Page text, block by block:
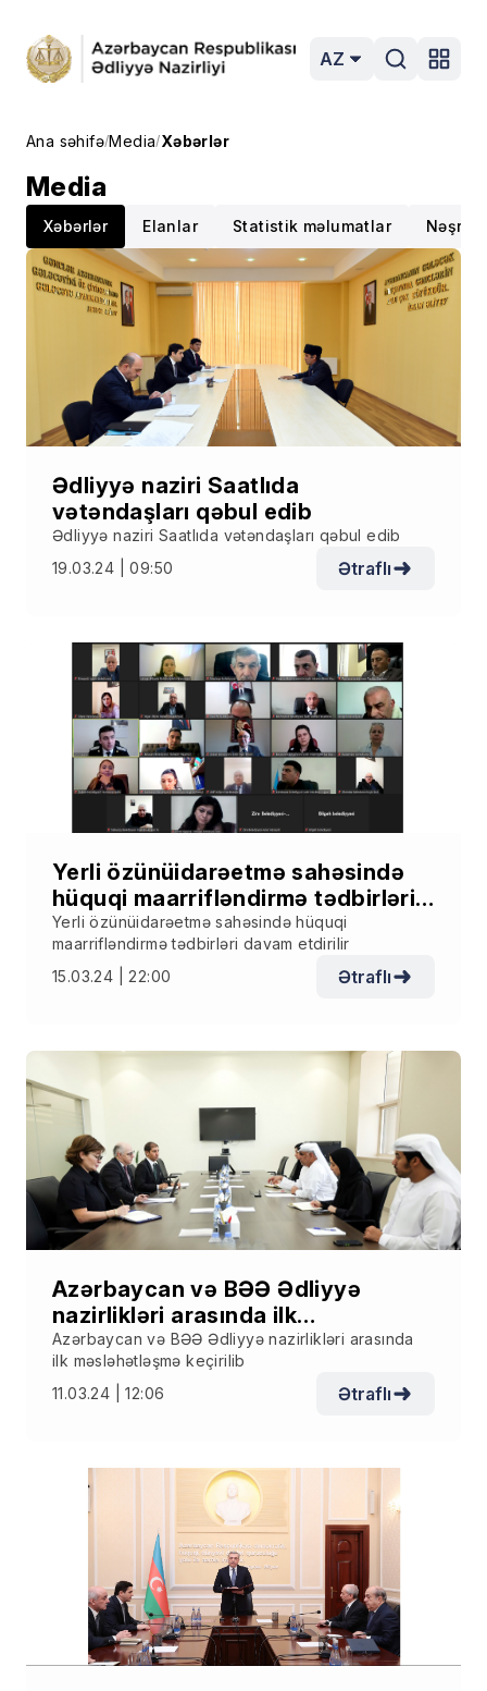
AZ
Ana səhifə/Media/Xəbərlər
Media
Xəbərlər Elanlar Statistik məlumatlar Nəşrlər
Ədliyyə naziri Saatlıda
vətəndaşları qəbul edib
Ədliyyə naziri Saatlıda vətəndaşları qəbul edib
19.03.24 | 09:50
Ətraflı
Yerli özünüidarəetmə sahəsində
hüquqi maarrifləndirmə tədbirləri
davam etdirilir
Yerli özünüidarəetmə sahəsində hüquqi
maarrifləndirmə tədbirləri davam etdirilir
15.03.24 | 22:00
Ətraflı
Azərbaycan və BƏƏ Ədliyyə
nazirlikləri arasında ilk
məsləhətləşmə keçirilib
Azərbaycan və BƏƏ Ədliyyə nazirlikləri arasında
ilk məsləhətləşmə keçirilib
11.03.24 | 12:06
Ətraflı